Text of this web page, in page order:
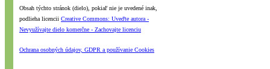
Obsah týchto stránok (dielo), pokiaľ nie je uvedené inak,
podlieha licencii Creative Commons: Uveďte autora -
Nevyužívajte dielo komerčne - Zachovajte licenciu
Ochrana osobných údajov, GDPR a používanie Cookies